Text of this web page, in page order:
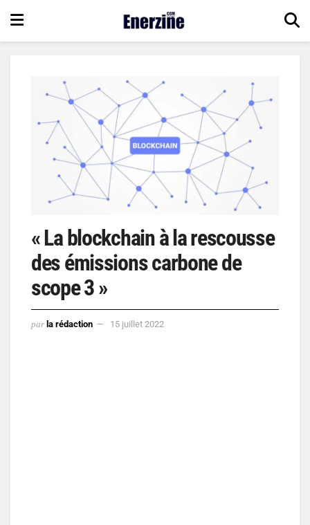
« La blockchain à la rescousse
des émissions carbone de
scope 3 »
par la rédaction 15 juillet 2022